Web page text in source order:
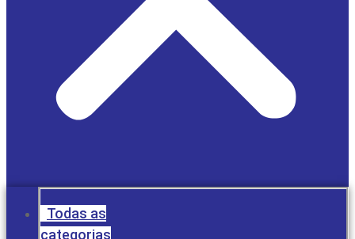
Todas as
categorias